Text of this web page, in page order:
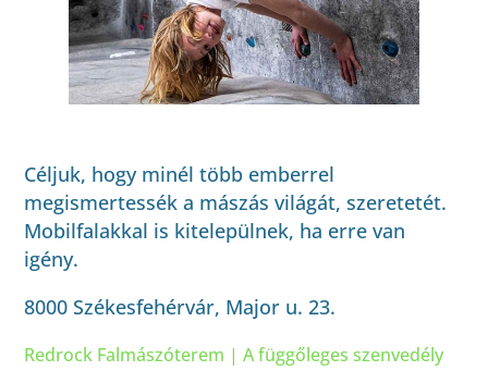
Céljuk, hogy minél több emberrel
megismertessék a mászás világát, szeretetét.
Mobilfalakkal is kitelepülnek, ha erre van
igény.
8000 Székesfehérvár, Major u. 23.
Redrock Falmászóterem | A függőleges szenvedély